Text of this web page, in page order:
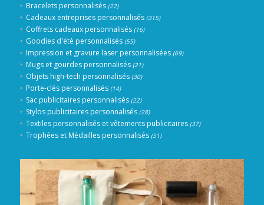
Bracelets personnalisés (22)
Cadeaux entreprises personnalisés (315)
Coffrets cadeaux personnalisés (16)
Goodies d'été personnalisés (55)
Impression et gravure laser personnalisées (69)
Mugs et gourdes personnalisés (21)
Objets high-tech personnalisés (30)
Porte-clés personnalisés (14)
Sac publicitaires personnalisés (22)
Stylos publicitaires personnalisés (28)
Textiles personnalisés et vêtements publicitaires (37)
Trophées et Médailles personnalisés (51)